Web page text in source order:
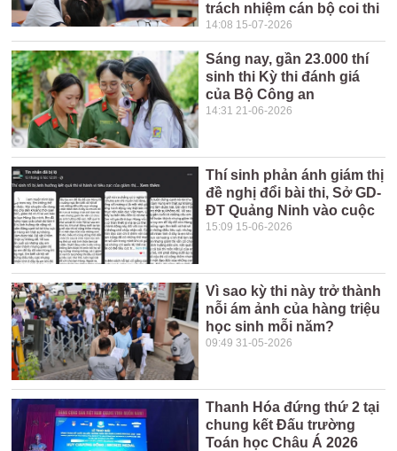
trách nhiệm cán bộ coi thi
14:08 15-07-2026
Sáng nay, gần 23.000 thí
sinh thi Kỳ thi đánh giá
của Bộ Công an
14:31 21-06-2026
Thí sinh phản ánh giám thị
đề nghị đổi bài thi, Sở GD-
ĐT Quảng Ninh vào cuộc
15:09 15-06-2026
Vì sao kỳ thi này trở thành
nỗi ám ảnh của hàng triệu
học sinh mỗi năm?
09:49 31-05-2026
Thanh Hóa đứng thứ 2 tại
chung kết Đấu trường
Toán học Châu Á 2026